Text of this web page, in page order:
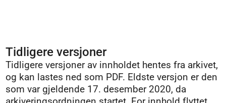
Tidligere versjoner
Tidligere versjoner av innholdet hentes fra arkivet,
og kan lastes ned som PDF. Eldste versjon er den
som var gjeldende 17. desember 2020, da